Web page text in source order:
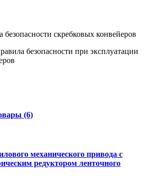
скребковых конвейеров
безопасности при эксплуатации
(6)
механического привода с
редуктором ленточного